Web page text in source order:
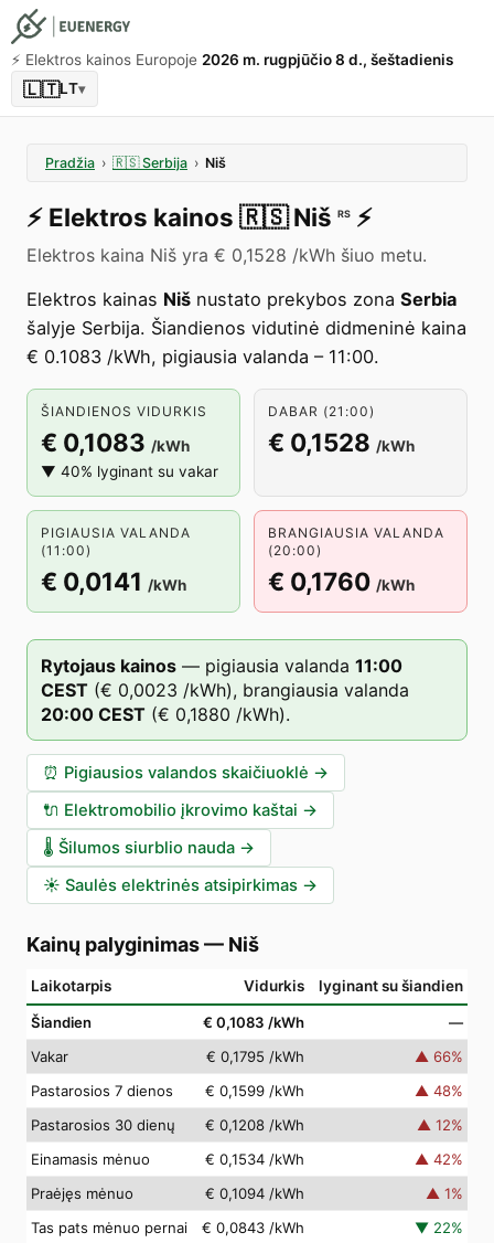
⚡️ Elektros kainos Europoje 2026 m. rugpjūčio 8 d., šeštadienis
🇱🇹LT▾
Pradžia › 🇷🇸 Serbija › Niš
⚡️ Elektros kainos 🇷🇸 Niš RS ⚡️
Elektros kaina Niš yra € 0,1528 /kWh šiuo metu.
Elektros kainas Niš nustato prekybos zona Serbia
šalyje Serbija. Šiandienos vidutinė didmeninė kaina
€ 0.1083 /kWh, pigiausia valanda – 11:00.
ŠIANDIENOS VIDURKIS
€ 0,1083 /kWh
▼ 40% lyginant su vakar
DABAR (21:00)
€ 0,1528 /kWh
PIGIAUSIA VALANDA
(11:00)
€ 0,0141 /kWh
BRANGIAUSIA VALANDA
(20:00)
€ 0,1760 /kWh
Rytojaus kainos — pigiausia valanda 11:00
CEST (€ 0,0023 /kWh), brangiausia valanda
20:00 CEST (€ 0,1880 /kWh).
⏰ Pigiausios valandos skaičiuoklė →
🔌 Elektromobilio įkrovimo kaštai →
🌡️ Šilumos siurblio nauda →
☀️ Saulės elektrinės atsipirkimas →
Kainų palyginimas— Niš
Laikotarpis Vidurkis lyginant su šiandien
Šiandien € 0,1083 /kWh
—
Vakar
€ 0,1795 /kWh ▲ 66%
Pastarosios 7 dienos
€ 0,1599 /kWh ▲ 48%
Pastarosios 30 dienų
€ 0,1208 /kWh ▲ 12%
Einamasis mėnuo
€ 0,1534 /kWh ▲ 42%
Praėjęs mėnuo
€ 0,1094 /kWh ▲ 1%
Tas pats mėnuo pernai
€ 0,0843 /kWh ▼ 22%